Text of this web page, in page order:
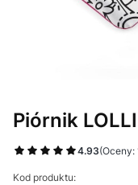
Piórnik
4.93(Oceny:
Kod produktu: